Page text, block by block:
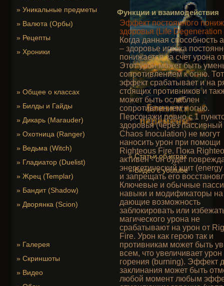
» Уникальные предметы
» Валюта (Орбы)
» Рецепты
» Хроники
» Общее о классах
» Билды и Гайды
» Дикарь (Marauder)
» Охотница (Ranger)
» Ведьма (Witch)
» Гладиатор (Duelist)
» Жрец (Templar)
» Бандит (Shadow)
» Дворянка (Scion)
» Галерея
» Скриншоты
» Видео
»Статьи об играх
»Видео с youtube
Функции и взаимодействия
Эффект постоянного
здоровья (Life Degeneration
Когда данная способность
– здоровье игрока
понижается за счет урона
Этот урон может быть
сопротивлением к огню.
эффект срабатывает и на
стоящих противников и
может быть ослаблен
сопротивлением к огню.
Персонажи ровно с 1
здоровья (через
Chaos Inoculation) не могут
наносить урон при помощи
Righteous Fire. Пока
активен - он будет
энергетический щит
и запрещать его
Ключевые и обычные
навыки и модификаторы
дающие возможность
заблокировать или
магического урона не
срабатывают на урон от
Fire. Урон как герою так и
противникам может быть
всем, что увеличивает урон
горения (burning). Эффект
заклинания может быть
любой момент любым